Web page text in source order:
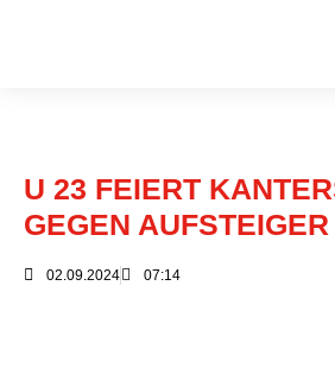
U 23 FEIERT
GEGEN AUFSTEIGER
02.09.2024 07:14